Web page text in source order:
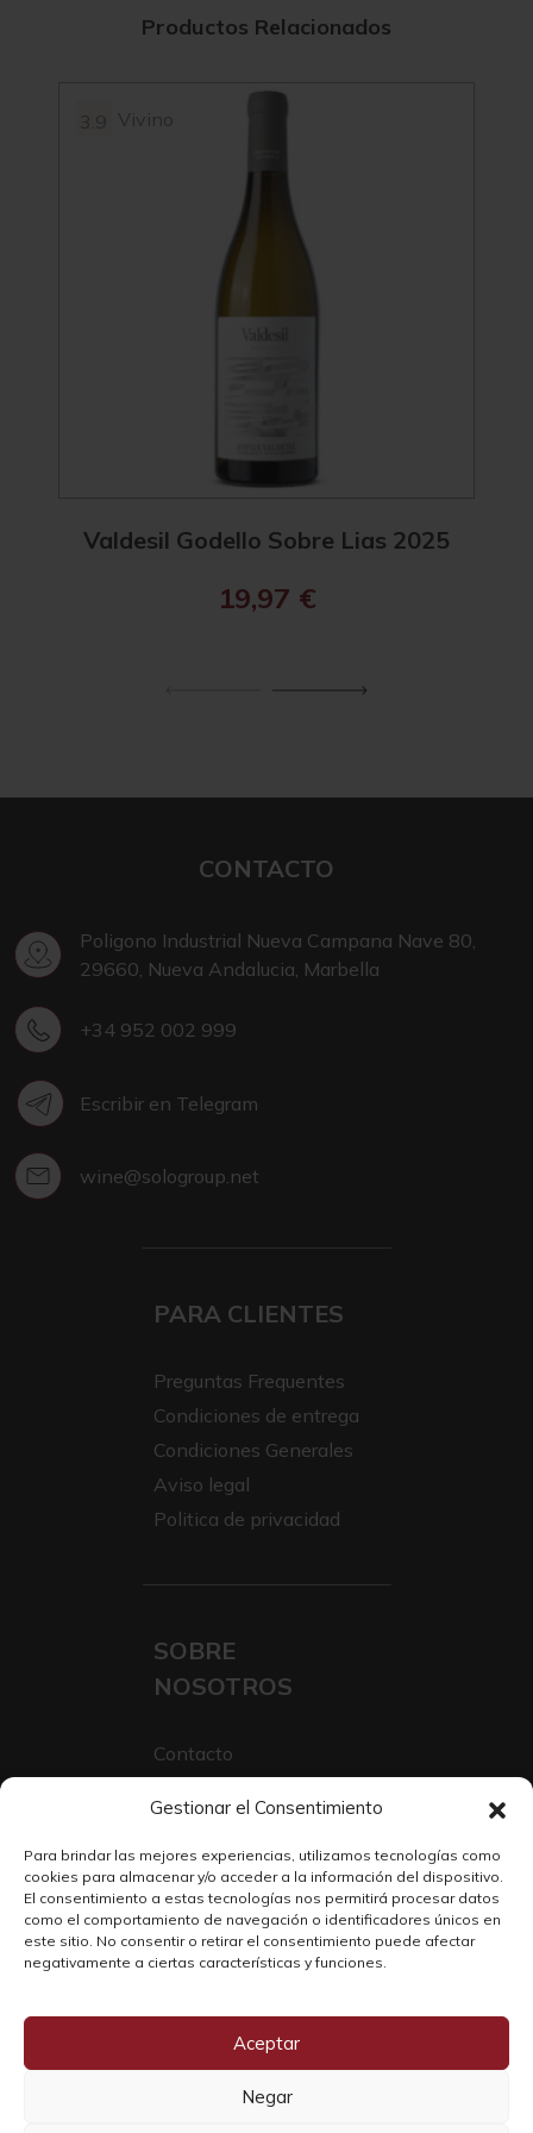
Gestionar el Consentimiento
Para brindar las mejores experiencias, utilizamos tecnologías como
cookies para almacenar y/o acceder a la información del dispositivo.
El consentimiento a estas tecnologías nos permitirá procesar datos
como el comportamiento de navegación o identificadores únicos en
este sitio. No consentir o retirar el consentimiento puede afectar
negativamente a ciertas características y funciones.
Aceptar
Negar
Productos Relacionados
Vivino
Valdesil Godello Sobre Lias 2025
19,97 €
CONTACTO
Poligono Industrial Nueva Campana Nave 80,
29660, Nueva Andalucia, Marbella
+34 952 002 999
Escribir en Telegram
wine@sologroup.net
PARA CLIENTES
Preguntas Frequentes
Condiciones de entrega
Condiciones Generales
Aviso legal
Politica de privacidad
SOBRE
NOSOTROS
Contacto